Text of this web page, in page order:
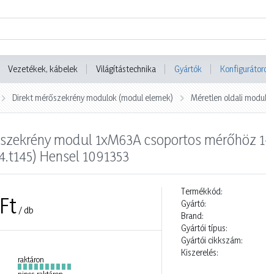
Vezetékek, kábelek Világítástechnika Gyártók
Direkt mérőszekrény modulok (modul elemek) Méretlen oldali
modul 1xM63A csoportos mérőhöz
Hensel 1091353
/ db
raktáron
Termékkód:
Gyártó:
Brand:
Gyártói típus:
Gyártói cikkszám:
Kiszerelés: